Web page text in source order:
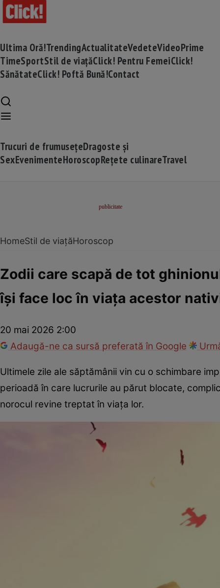
Ultima Oră!TrendingActualitateVedeteVideoPrime
TimeSportStil de viațăClick! Pentru FemeiClick!
SănătateClick! Poftă Bună!Contact
Trucuri de frumusețeDragoste și
SexEvenimenteHoroscopRețete culinareTravel
HomeStil de viațăHoroscop
Zodii care scapă de tot
își face loc în viața acestor
20 mai 2026 2:00
Adaugă-ne ca sursă preferată în Google
Ultimele zile ale săptămânii vin cu o schimbare
perioadă în care lucrurile au părut blocate,
norocul revine treptat în viața lor.